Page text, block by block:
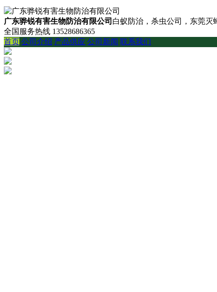
广东骅锐有害生物防治有限公司 白蚁防治，杀虫公司，东莞灭
全国服务热线 13528686365
首页 公司介绍 产品供应 公司新闻 联系我们